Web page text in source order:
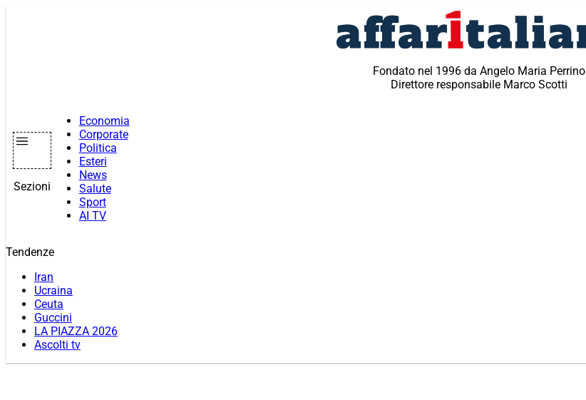
Fondato nel 1996 da Angelo Maria Perrino
Direttore responsabile Marco Scotti
Sezioni
Economia
Corporate
Politica
Esteri
News
Salute
Sport
AI TV
Tendenze
Iran
Ucraina
Ceuta
Guccini
LA PIAZZA 2026
Ascolti tv